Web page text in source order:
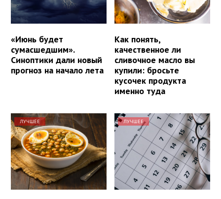
«Июнь будет
сумасшедшим».
Синоптики дали новый
прогноз на начало лета
Как понять,
качественное ли
сливочное масло вы
купили: бросьте
кусочек продукта
именно туда
ЛУЧШЕЕ ЛУЧШЕЕ